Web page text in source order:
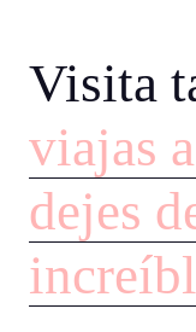
Visita
viajas
dejes